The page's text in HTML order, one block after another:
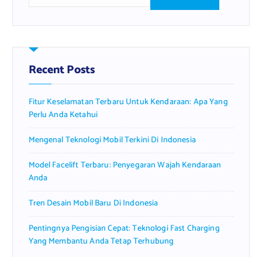
r
h
f
o
:
Recent Posts
Fitur Keselamatan Terbaru Untuk Kendaraan: Apa Yang
Perlu Anda Ketahui
Mengenal Teknologi Mobil Terkini Di Indonesia
Model Facelift Terbaru: Penyegaran Wajah Kendaraan
Anda
Tren Desain Mobil Baru Di Indonesia
Pentingnya Pengisian Cepat: Teknologi Fast Charging
Yang Membantu Anda Tetap Terhubung